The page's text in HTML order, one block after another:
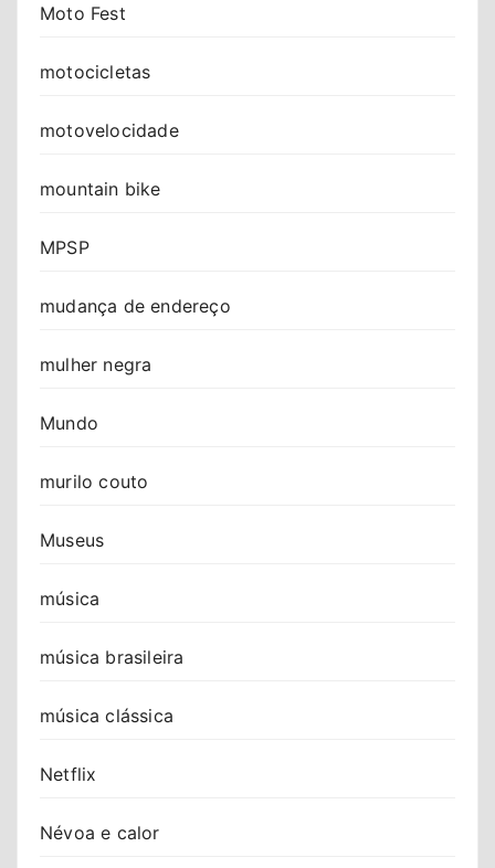
Moto Fest
motocicletas
motovelocidade
mountain bike
MPSP
mudança de endereço
mulher negra
Mundo
murilo couto
Museus
música
música brasileira
música clássica
Netflix
Névoa e calor